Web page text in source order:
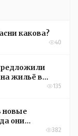
какова?
40
жильё в
135
новые
они
382